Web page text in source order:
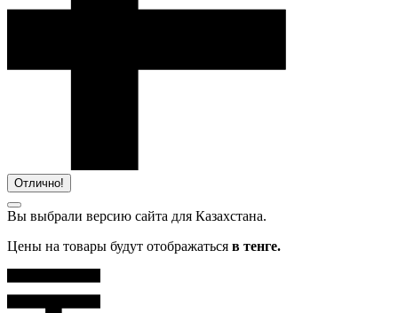
Отлично!
Вы выбрали версию сайта для Казахстана.
Цены на товары будут отображаться в тенге.